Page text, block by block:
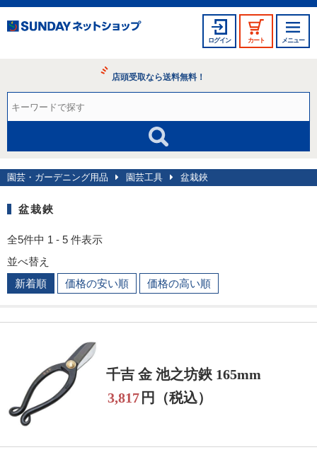
ログイン カート メニュー
店頭受取なら送料無料！
園芸・ガーデニング用品 園芸工具 盆栽鋏
盆栽鋏
全5件中 1 - 5 件表示
並べ替え
新着順
価格の安い順 価格の高い順
千吉 金 池之坊鋏 165mm
3,817 円（税込）